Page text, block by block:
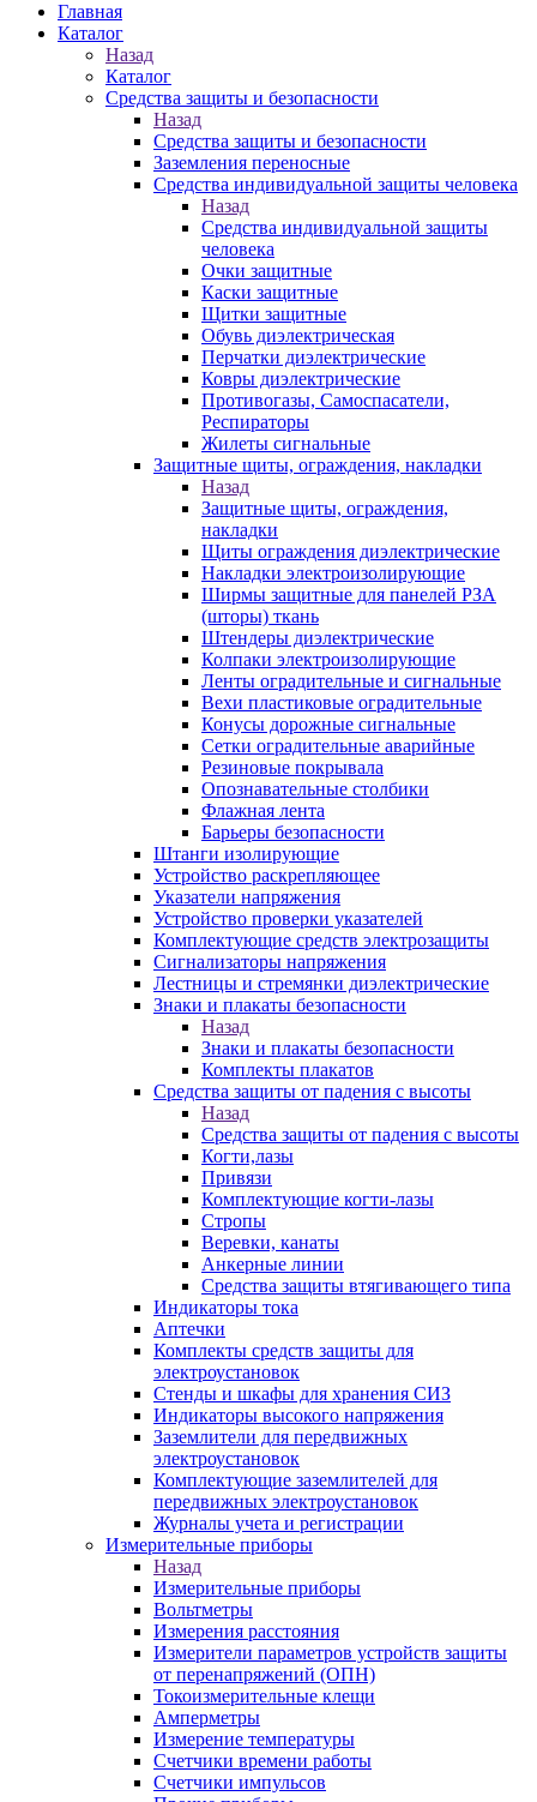
Главная
Каталог
Назад
Каталог
Средства защиты и безопасности
Назад
Средства защиты и безопасности
Заземления переносные
Средства индивидуальной защиты человека
Назад
Средства индивидуальной защиты
человека
Очки защитные
Каски защитные
Щитки защитные
Обувь диэлектрическая
Перчатки диэлектрические
Ковры диэлектрические
Противогазы, Самоспасатели,
Респираторы
Жилеты сигнальные
Защитные щиты, ограждения, накладки
Назад
Защитные щиты, ограждения,
накладки
Щиты ограждения диэлектрические
Накладки электроизолирующие
Ширмы защитные для панелей РЗА
(шторы) ткань
Штендеры диэлектрические
Колпаки электроизолирующие
Ленты оградительные и сигнальные
Вехи пластиковые оградительные
Конусы дорожные сигнальные
Сетки оградительные аварийные
Резиновые покрывала
Опознавательные столбики
Флажная лента
Барьеры безопасности
Штанги изолирующие
Устройство раскрепляющее
Указатели напряжения
Устройство проверки указателей
Комплектующие средств электрозащиты
Сигнализаторы напряжения
Лестницы и стремянки диэлектрические
Знаки и плакаты безопасности
Назад
Знаки и плакаты безопасности
Комплекты плакатов
Средства защиты от падения с высоты
Назад
Средства защиты от падения с высоты
Когти,лазы
Привязи
Комплектующие когти-лазы
Стропы
Веревки, канаты
Анкерные линии
Средства защиты втягивающего типа
Индикаторы тока
Аптечки
Комплекты средств защиты для
электроустановок
Стенды и шкафы для хранения СИЗ
Индикаторы высокого напряжения
Заземлители для передвижных
электроустановок
Комплектующие заземлителей для
передвижных электроустановок
Журналы учета и регистрации
Измерительные приборы
Назад
Измерительные приборы
Вольтметры
Измерения расстояния
Измерители параметров устройств защиты
от перенапряжений (ОПН)
Токоизмерительные клещи
Амперметры
Измерение температуры
Счетчики времени работы
Счетчики импульсов